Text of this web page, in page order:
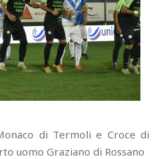
di Termoli e Croce di
uomo Graziano di Rossano